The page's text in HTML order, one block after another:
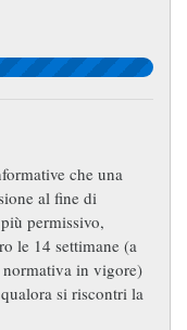
che una
al fine di
permissivo,
le 14 settimane (a
in vigore)
si riscontri la